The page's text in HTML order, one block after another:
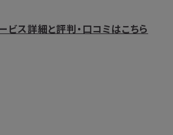
ビス詳細と評判・口コミはこちら